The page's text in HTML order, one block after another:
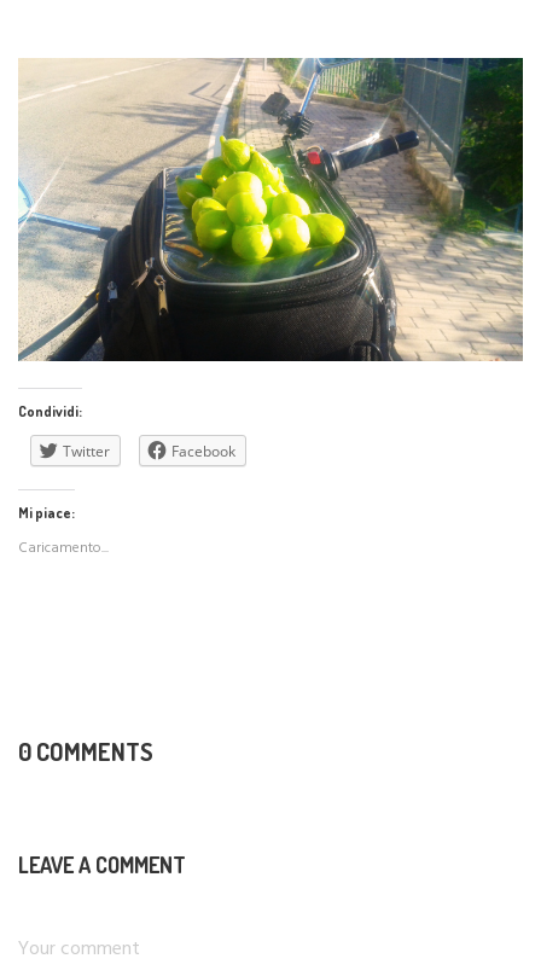
Condividi:
Twitter Facebook
Mi piace:
Caricamento...
0 COMMENTS
LEAVE A COMMENT